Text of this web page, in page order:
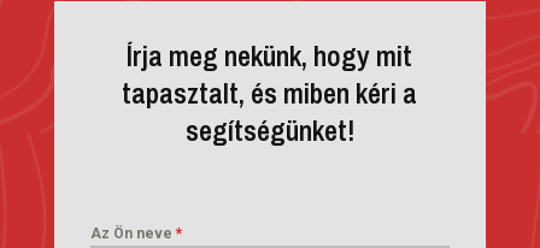
Írja meg nekünk, hogy mit
tapasztalt, és miben kéri a
segítségünket!
Az Ön neve *